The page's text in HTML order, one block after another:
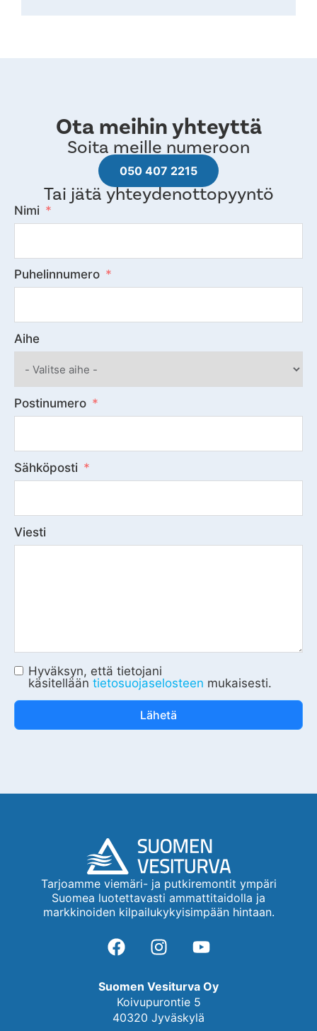
Ota meihin yhteyttä
Soita meille numeroon
050 407 2215
Tai jätä yhteydenottopyyntö
Nimi
Puhelinnumero
Aihe
Postinumero
Sähköposti
Viesti
Hyväksyn, että tietojani
käsitellään tietosuojaselosteen mukaisesti.
Lähetä
Tarjoamme viemäri- ja putkiremontit ympäri
Suomea luotettavasti ammattitaidolla ja
markkinoiden kilpailukykyisimpään hintaan.
Suomen Vesiturva Oy
Koivupurontie 5
40320 Jyväskylä